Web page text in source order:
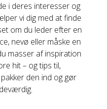
i deres interesser og
vi dig med at finde
om du leder efter en
nevø eller måske en
masser af inspiration
hit – og tips til,
den ind og gør